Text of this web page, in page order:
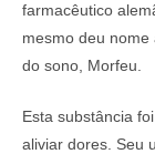
farmacêutico
mesmo deu
do sono, Morfeu.
Esta substância
aliviar dores. Seu